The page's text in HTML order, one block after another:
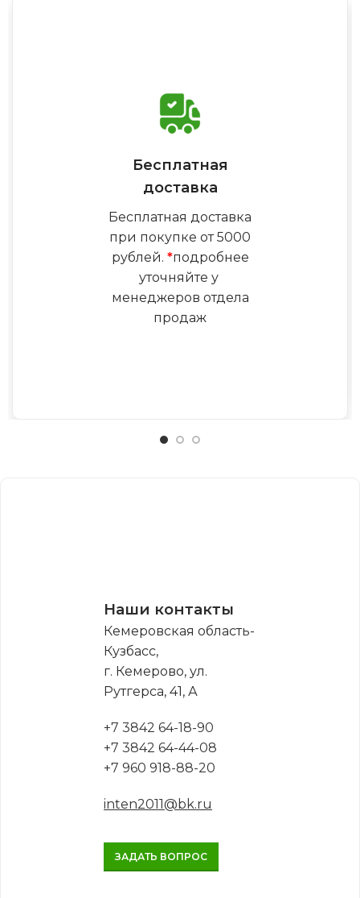
Бесплатная
доставка
Бесплатная доставка
при покупке от 5000
рублей. *подробнее
уточняйте у
менеджеров отдела
продаж
Наши контакты
Кемеровская область-
Кузбасс,
г. Кемерово, ул.
Рутгерса, 41, А
+7 3842 64-18-90
+7 3842 64-44-08
+7 960 918-88-20
inten2011@bk.ru
ЗАДАТЬ ВОПРОС